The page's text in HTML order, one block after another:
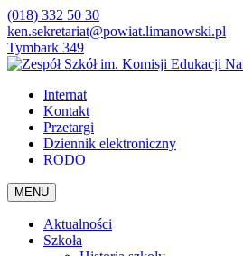
(018) 332 50 30
ken.sekretariat@powiat.limanowski.pl
Tymbark 349
Internat
Kontakt
Przetargi
Dziennik elektroniczny
RODO
MENU
Aktualności
Szkoła